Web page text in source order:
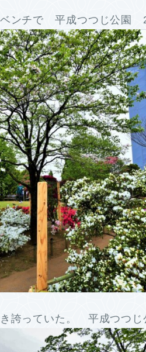
ベンチで 平成つつじ公園
き誇っていた。 平成つつ